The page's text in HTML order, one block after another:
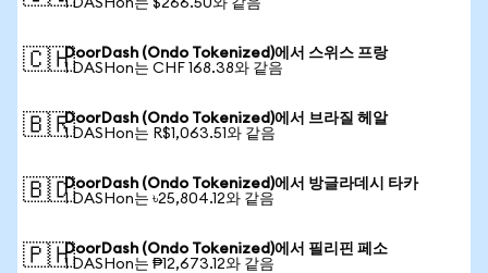
1 DASHon는 $266.50와 같음
🇨🇭DoorDash (Ondo Tokenized)에서 스위스 프랑
1 DASHon는 CHF 168.38와 같음
🇧🇷DoorDash (Ondo Tokenized)에서 브라질 헤알
1 DASHon는 R$1,063.51와 같음
🇧🇩DoorDash (Ondo Tokenized)에서 방글라데시 타카
1 DASHon는 ৳25,804.12와 같음
🇵🇭DoorDash (Ondo Tokenized)에서 필리핀 페소
1 DASHon는 ₱12,673.12와 같음